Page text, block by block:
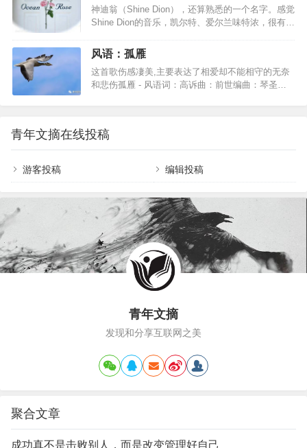
年轻的女孩，还有，也爱上了…
为何能写出这样忧伤的歌曲？却不知原来这首歌的
背后有个让人心碎的故事。在《西海情歌》中，主
要讲述的就是女孩的恋人去世，女孩悲伤绝望，问
男孩曾经许诺自己不会让她找不见，为何现在却变
质问，痛苦哀婉的歌词，眼泪都忍不住落下。而这
首歌曲的背后，更…
神迪翁（Shine Dion），还算熟悉的一个名字。感觉
Shine Dion的音乐，凯尔特、爱尔兰味特浓，很有田
Shine Dion是来自挪威第七大城市Skien(斯基恩)的
二重唱组合，他们的音乐被认为是挪威和爱尔兰民
谣的结合体，在音乐中经常使用很多乐器：小提
琴、风笛、萨克斯、曼陀林(类似中国的琵琶)、三角
影，行走在爱尔兰的高地。戴上耳机，闭上眼睛，
将每一个音…
风语：孤雁
这首歌伤感凄美,主要表达了相爱却不能相守的无奈
和悲伤孤雁 - 风语词：高诉曲：前世编曲：琴圣我
对生活的困苦再难我不会认输寻找心中的爱找寻心
中幸福心中有一缕阳光踏平坎坷是坦途我是一只孤
雁别问我从哪里来带着满身的疲惫飞过高山和大海
我是一只孤雁别问我到哪里去经过多少风雨路远方
困苦再难我不会认输寻找心中的爱找寻心中幸福心
中有一缕阳…
青年文摘在线投稿
游客投稿 编辑投稿
青年文摘
发现和分享互联网之美
聚合文章
成功真不是击败别人，而是改变管理好自己